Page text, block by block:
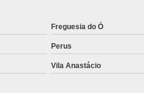
Freguesia do Ó
Perus
Vila Anastácio